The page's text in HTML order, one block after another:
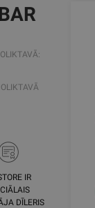
IR
DĪLERIS